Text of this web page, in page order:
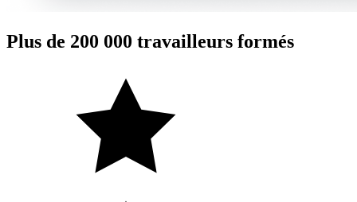
Plus de 200 000 travailleurs formés